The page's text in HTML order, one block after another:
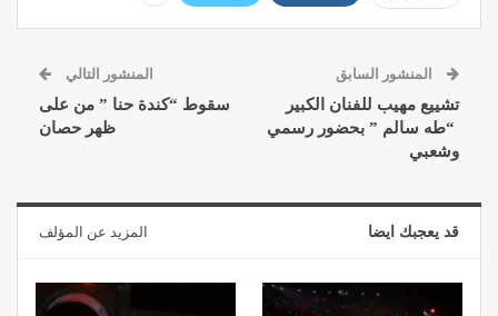
المنشور السابق
تشييع مهيب للفنان الكبير
“طه سالم ” بحضور رسمي
وشعبي
المنشور التالي
سقوط “كندة حنا ” من على
ظهر حصان
قد يعجبك ايضا المزيد عن المؤلف